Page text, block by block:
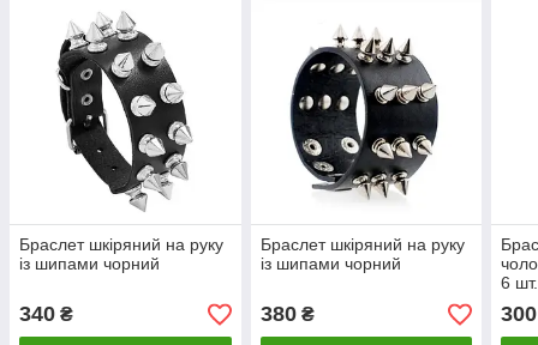
Браслет шкіряний на руку
із шипами чорний
340 ₴
Браслет шкіряний на руку
із шипами чорний
380₴
6 шт.
300